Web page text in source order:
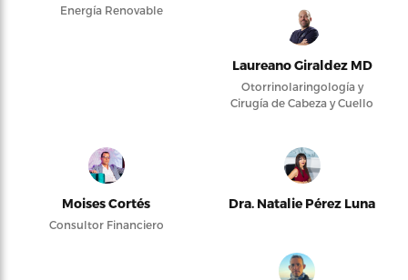
Energía Renovable
Laureano Giraldez MD
Otorrinolaringología y
Cirugía de Cabeza y Cuello
Moises Cortés
Consultor Financiero
Dra. Natalie Pérez Luna